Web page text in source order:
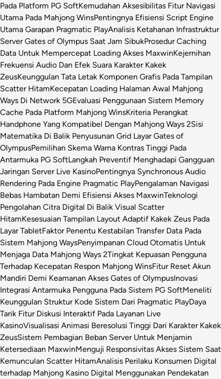
Pada Platform PG SoftKemudahan Aksesibilitas Fitur Navigasi
Utama Pada Mahjong WinsPentingnya Efisiensi Script Engine
Utama Garapan Pragmatic PlayAnalisis Ketahanan Infrastruktur
Server Gates of Olympus Saat Jam SibukProsedur Caching
Data Untuk Mempercepat Loading Akses MaxwinKejernihan
Frekuensi Audio Dan Efek Suara Karakter Kakek
ZeusKeunggulan Tata Letak Komponen Grafis Pada Tampilan
Scatter HitamKecepatan Loading Halaman Awal Mahjong
Ways Di Network 5GEvaluasi Penggunaan Sistem Memory
Cache Pada Platform Mahjong WinsKriteria Perangkat
Handphone Yang Kompatibel Dengan Mahjong Ways 2Sisi
Matematika Di Balik Penyusunan Grid Layar Gates of
OlympusPemilihan Skema Warna Kontras Tinggi Pada
Antarmuka PG SoftLangkah Preventif Menghadapi Gangguan
Jaringan Server Live KasinoPentingnya Synchronous Audio
Rendering Pada Engine Pragmatic PlayPengalaman Navigasi
Bebas Hambatan Demi Efisiensi Akses MaxwinTeknologi
Pengolahan Citra Digital Di Balik Visual Scatter
HitamKesesuaian Tampilan Layout Adaptif Kakek Zeus Pada
Layar TabletFaktor Penentu Kestabilan Transfer Data Pada
Sistem Mahjong WaysPenyimpanan Cloud Otomatis Untuk
Menjaga Data Mahjong Ways 2Tingkat Kepuasan Pengguna
Terhadap Kecepatan Respon Mahjong WinsFitur Reset Akun
Mandiri Demi Keamanan Akses Gates of OlympusInovasi
Integrasi Antarmuka Pengguna Pada Sistem PG SoftMeneliti
Keunggulan Struktur Kode Sistem Dari Pragmatic PlayDaya
Tarik Fitur Diskusi Interaktif Pada Layanan Live
KasinoVisualisasi Animasi Beresolusi Tinggi Dari Karakter Kakek
ZeusSistem Pembagian Beban Server Untuk Menjamin
Ketersediaan MaxwinMenguji Responsivitas Akses Sistem Saat
Kemunculan Scatter HitamAnalisis Perilaku Konsumen Digital
terhadap Mahjong Kasino Digital Menggunakan Pendekatan